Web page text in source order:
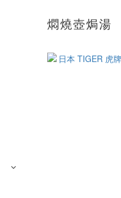
燜燒壺焗湯